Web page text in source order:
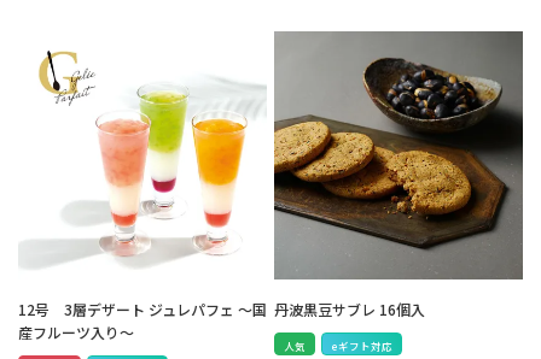
12号 3層デザート ジュレパフェ ～国
産フルーツ入り～
丹波黒豆サブレ 16個入
人気 eギフト対応